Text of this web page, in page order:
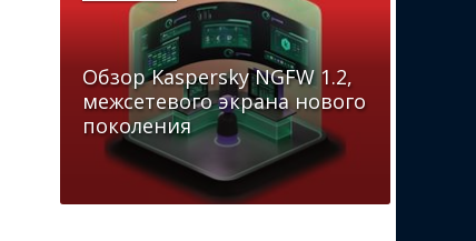
Обзор Kaspersky NGFW 1.2,
межсетевого экрана нового
поколения